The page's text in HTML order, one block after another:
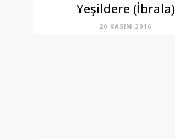
Yeşildere (İbrala)
20 KASIM 2016